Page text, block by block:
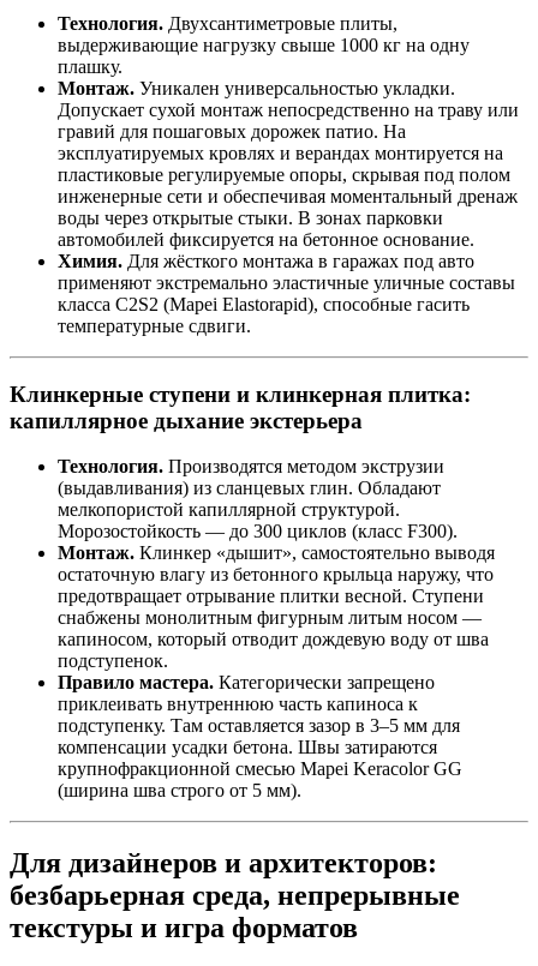
Технология. Двухсантиметровые плиты,
выдерживающие нагрузку свыше 1000 кг на одну
плашку.
Монтаж. Уникален универсальностью укладки.
Допускает сухой монтаж непосредственно на траву или
гравий для пошаговых дорожек патио. На
эксплуатируемых кровлях и верандах монтируется на
пластиковые регулируемые опоры, скрывая под полом
инженерные сети и обеспечивая моментальный дренаж
воды через открытые стыки. В зонах парковки
автомобилей фиксируется на бетонное основание.
Химия. Для жёсткого монтажа в гаражах под авто
применяют экстремально эластичные уличные составы
класса C2S2 (Mapei Elastorapid), способные гасить
температурные сдвиги.
Клинкерные ступени и клинкерная плитка:
капиллярное дыхание экстерьера
Технология. Производятся методом экструзии
(выдавливания) из сланцевых глин. Обладают
мелкопористой капиллярной структурой.
Морозостойкость — до 300 циклов (класс F300).
Монтаж. Клинкер «дышит», самостоятельно выводя
остаточную влагу из бетонного крыльца наружу, что
предотвращает отрывание плитки весной. Ступени
снабжены монолитным фигурным литым носом —
капиносом, который отводит дождевую воду от шва
подступенок.
Правило мастера. Категорически запрещено
приклеивать внутреннюю часть капиноса к
подступенку. Там оставляется зазор в 3–5 мм для
компенсации усадки бетона. Швы затираются
крупнофракционной смесью Mapei Keracolor GG
(ширина шва строго от 5 мм).
Для дизайнеров и архитекторов:
безбарьерная среда, непрерывные
текстуры и игра форматов